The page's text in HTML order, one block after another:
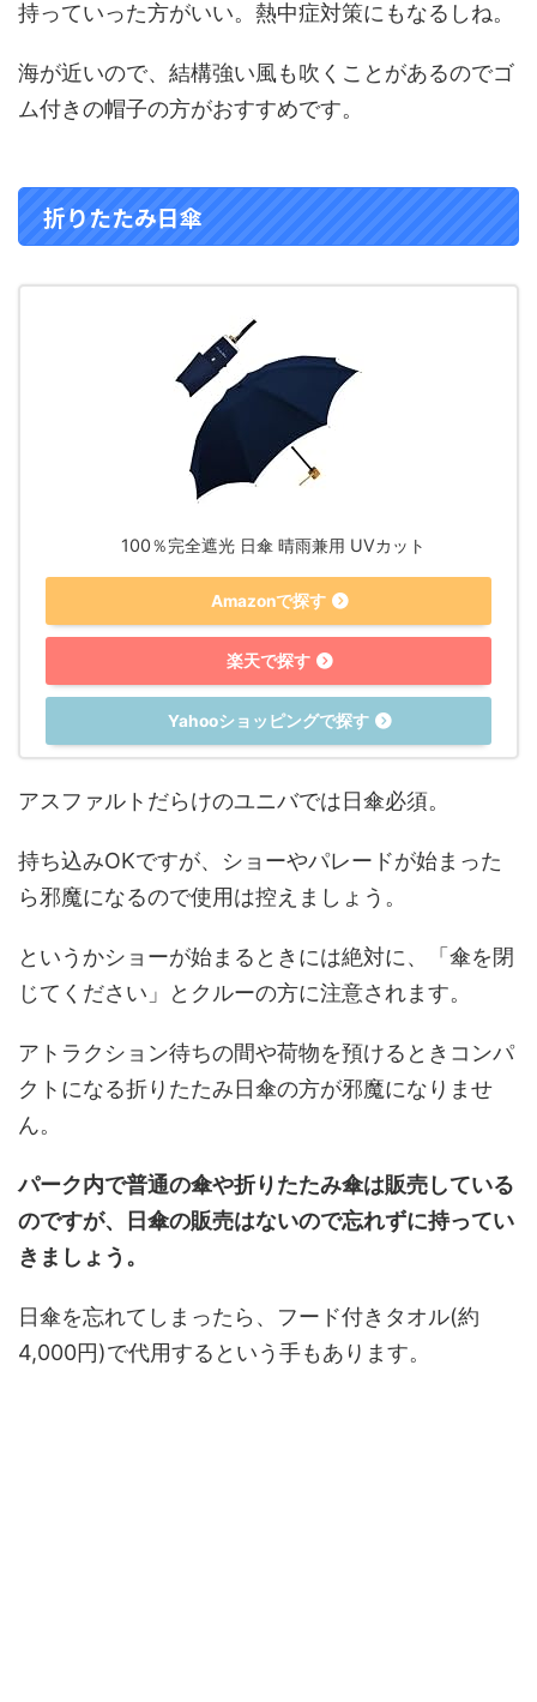
持っていった方がいい。熱中症対策にもなるしね。
海が近いので、結構強い風も吹くことがあるのでゴ
ム付きの帽子の方がおすすめです。
折りたたみ日傘
100％完全遮光 日傘 晴雨兼用 UVカット
Amazonで探す
楽天で探す
Yahooショッピングで探す
アスファルトだらけのユニバでは日傘必須。
持ち込みOKですが、ショーやパレードが始まった
ら邪魔になるので使用は控えましょう。
というかショーが始まるときには絶対に、「傘を閉
じてください」とクルーの方に注意されます。
アトラクション待ちの間や荷物を預けるときコンパ
クトになる折りたたみ日傘の方が邪魔になりませ
ん。
パーク内で普通の傘や折りたたみ傘は販売している
のですが、日傘の販売はないので忘れずに持ってい
きましょう。
日傘を忘れてしまったら、フード付きタオル(約
4,000円)で代用するという手もあります。